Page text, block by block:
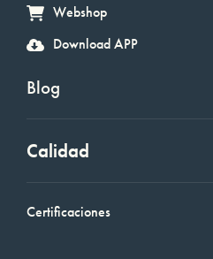
Webshop
Download APP
Blog
Calidad
Certificaciones